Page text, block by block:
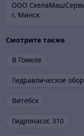
ООО
г. Минск
Смотрите также
В Гомеле
Витебск
Гидронасос 310